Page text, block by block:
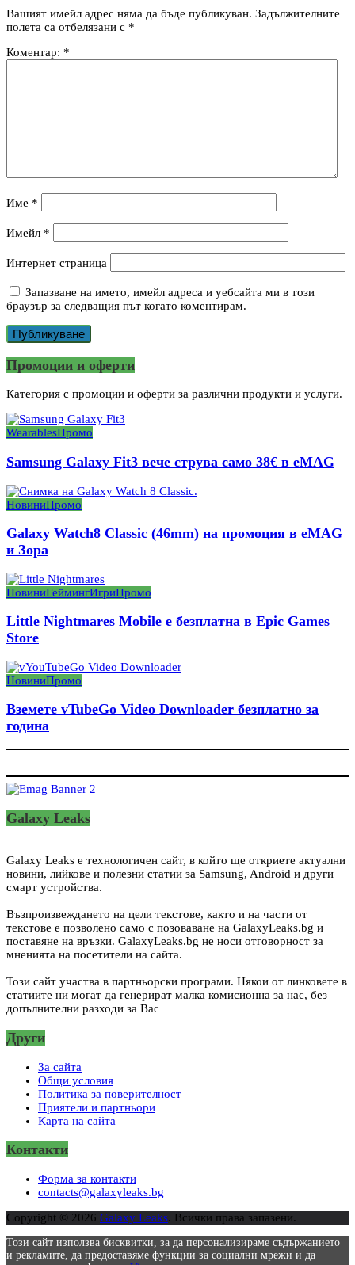
Вашият имейл адрес няма да бъде публикуван. Задължителните
полета са отбелязани с *
Коментар: *
Име *
Имейл *
Интернет страница
Запазване на името, имейл адреса и уебсайта ми в този
браузър за следващия път когато коментирам.
Промоции и оферти
Категория с промоции и оферти за различни продукти и услуги.
WearablesПромо
Samsung Galaxy Fit3 вече струва само 38€ в eMAG
НовиниПромо
Galaxy Watch8 Classic (46mm) на промоция в eMAG
и Зора
НовиниГеймингИгриПромо
Little Nightmares Mobile е безплатна в Epic Games
Store
НовиниПромо
Вземете vTubeGo Video Downloader безплатно за
година
Galaxy Leaks
Galaxy Leaks е технологичен сайт, в който ще откриете актуални
новини, лийкове и полезни статии за Samsung, Android и други
смарт устройства.
Възпроизвеждането на цели текстове, както и на части от
текстове е позволено само с позоваване на GalaxyLeaks.bg и
поставяне на връзки. GalaxyLeaks.bg не носи отговорност за
мненията на посетители на сайта.
Този сайт участва в партньорски програми. Някои от линковете в
статиите ни могат да генерират малка комисионна за нас, без
допълнителни разходи за Вас
Други
За сайта
Общи условия
Политика за поверителност
Приятели и партньори
Карта на сайта
Контакти
Форма за контакти
contacts@galaxyleaks.bg
Copyright © 2026 Galaxy Leaks. Всички права запазени.
Този сайт използва бисквитки, за да персонализираме съдържанието
и рекламите, да предоставяме функции за социални мрежи и да